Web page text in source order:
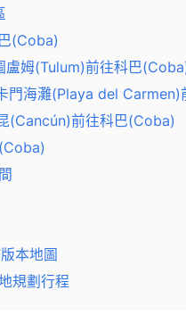
(Coba)
盧姆(Tulum)前往科巴
門海灘(Playa del Carmen)
(Cancún)前往科巴(Coba)
本地圖
規劃行程